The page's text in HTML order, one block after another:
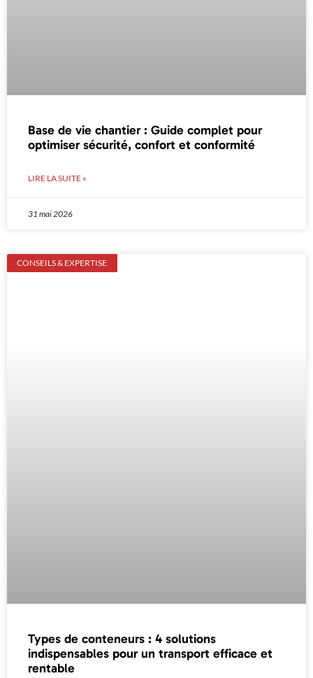
Base de vie chantier : Guide complet pour
optimiser sécurité, confort et conformité
LIRE LA SUITE »
31 mai 2026
CONSEILS & EXPERTISE
Types de conteneurs : 4 solutions
indispensables pour un transport efficace et
rentable